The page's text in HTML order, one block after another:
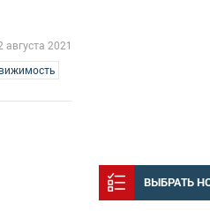
августа 2021
ВЫБРАТЬ